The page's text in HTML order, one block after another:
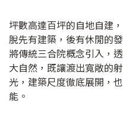
坪數高達百坪的自地自建
脫先有建築，後有休閒的
將傳統三合院概念引入，
大自然，既讓渡出寬敞的
光，建築尺度徹底展開，
能。